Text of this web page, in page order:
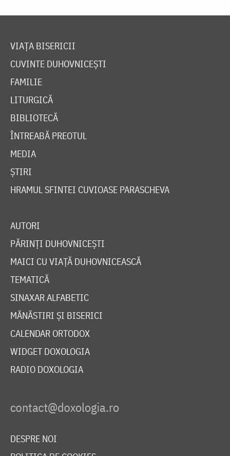
VIAȚA BISERICII
CUVINTE DUHOVNICEȘTI
FAMILIE
LITURGICĂ
BIBLIOTECĂ
ÎNTREABĂ PREOTUL
MEDIA
ȘTIRI
HRAMUL SFINTEI CUVIOASE PARASCHEVA
AUTORI
PĂRINȚI DUHOVNICEȘTI
MAICI CU VIAȚĂ DUHOVNICEASCĂ
TEMATICĂ
SINAXAR ALFABETIC
MĂNĂSTIRI ȘI BISERICI
CALENDAR ORTODOX
WIDGET DOXOLOGIA
RADIO DOXOLOGIA
DESPRE NOI